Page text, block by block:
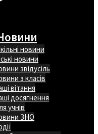
новини
новини
звідусіль
з класів
вітання
досягнення
учнів
ЗНО